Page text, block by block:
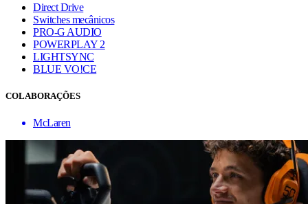
Direct Drive
Switches mecânicos
PRO-G AUDIO
POWERPLAY 2
LIGHTSYNC
BLUE VO!CE
COLABORAÇÕES
McLaren